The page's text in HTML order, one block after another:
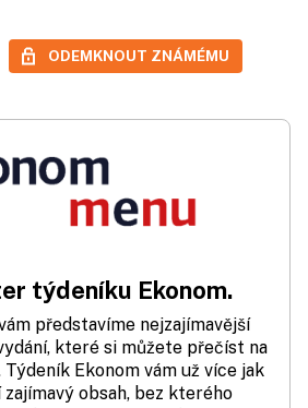
ODEMKNOUT ZNÁMÉMU
týdeníku Ekonom.
představíme nejzajímavější
které si můžete přečíst na
Ekonom vám už více jak
obsah, bez kterého